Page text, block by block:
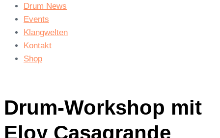
Drum News
Events
Klangwelten
Kontakt
Shop
Drum-Workshop mit
Eloy Casagrande